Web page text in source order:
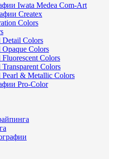
Iwata Medea Com-Art
Createx
Colors
Detail Colors
Opaque Colors
Fluorescent Colors
Colors
Pearl & Metallic Colors
Pro-Color